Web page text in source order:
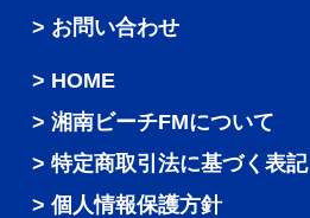
> お問い合わせ
HOME
湘南ビーチFMについて
特定商取引法に基づく表記
個人情報保護方針